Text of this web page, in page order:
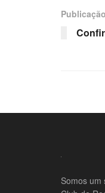
Somos um